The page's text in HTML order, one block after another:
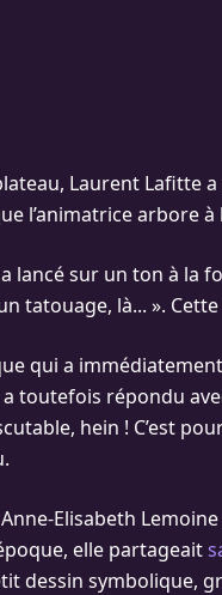
Laurent Lafitte
l’animatrice arbore à
lancé sur un ton à la
tatouage, là... ».
qui a
toutefois répondu
hein ! C’est
Elisabeth
elle partageait
dessin symbolique,